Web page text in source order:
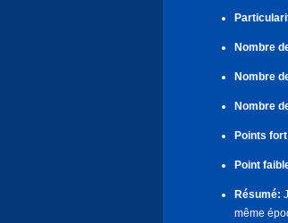
Nombre
Nombre
Nombre
Points
Point
Résumé:
même